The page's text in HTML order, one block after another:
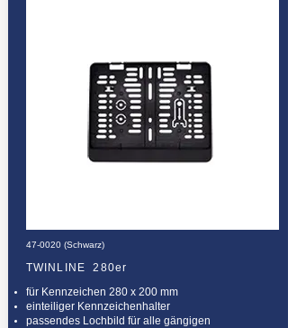
47-0020 (Schwarz)
TWINLINE 280er
für Kennzeichen 280 x 200 mm
einteiliger Kennzeichenhalter
passendes Lochbild für alle gängigen